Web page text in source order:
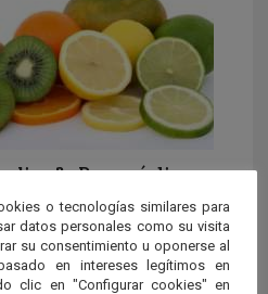
¿Por qué dicen
una reacción
el envejecimiento celular
como el cáncer o las
o tecnologías similares para
datos personales como su visita
su consentimiento u oponerse al
en intereses legítimos en
clic en "Configurar cookies" en